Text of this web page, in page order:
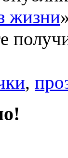
жизни
,